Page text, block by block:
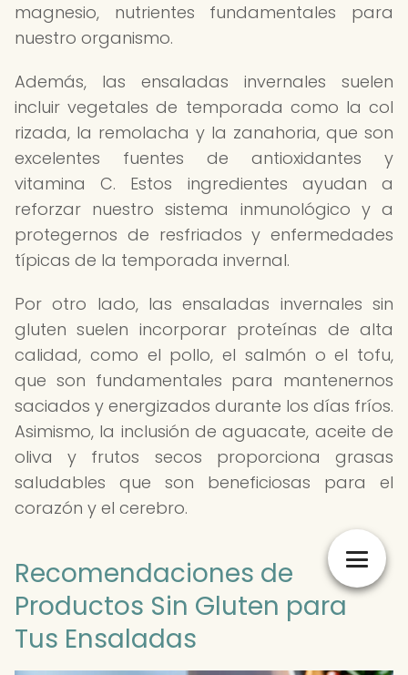
magnesio, nutrientes fundamentales para
nuestro organismo.
Además, las ensaladas invernales suelen
incluir vegetales de temporada como la col
rizada, la remolacha y la zanahoria, que son
excelentes fuentes de antioxidantes y
vitamina C. Estos ingredientes ayudan a
reforzar nuestro sistema inmunológico y a
protegernos de resfriados y enfermedades
típicas de la temporada invernal.
Por otro lado, las ensaladas invernales sin
gluten suelen incorporar proteínas de alta
calidad, como el pollo, el salmón o el tofu,
que son fundamentales para mantenernos
saciados y energizados durante los días fríos.
Asimismo, la inclusión de aguacate, aceite de
oliva y frutos secos proporciona grasas
saludables que son beneficiosas para el
corazón y el cerebro.
Recomendaciones de
Productos Sin Gluten para
Tus Ensaladas